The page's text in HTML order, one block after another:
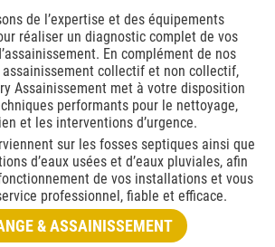
de l’expertise et des équipements
réaliser un diagnostic complet de vos
En complément de nos
collectif et non collectif,
Assainissement met à votre disposition
performants pour le nettoyage,
et les interventions d’urgence.
sur les fosses septiques ainsi que
d’eaux usées et d’eaux pluviales, afin
de vos installations et vous
professionnel, fiable et efficace.
& ASSAINISSEMENT